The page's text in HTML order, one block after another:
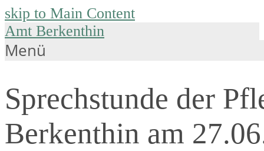
skip to Main Content
Amt Berkenthin
Menü
Sprechstunde der
Berkenthin am